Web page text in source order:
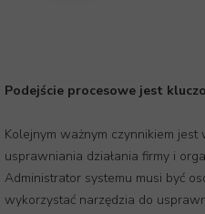
Podejście procesowe jest
Kolejnym ważnym czynnikiem
usprawniania działania firmy i
Administrator systemu musi być
wykorzystać narzędzia do